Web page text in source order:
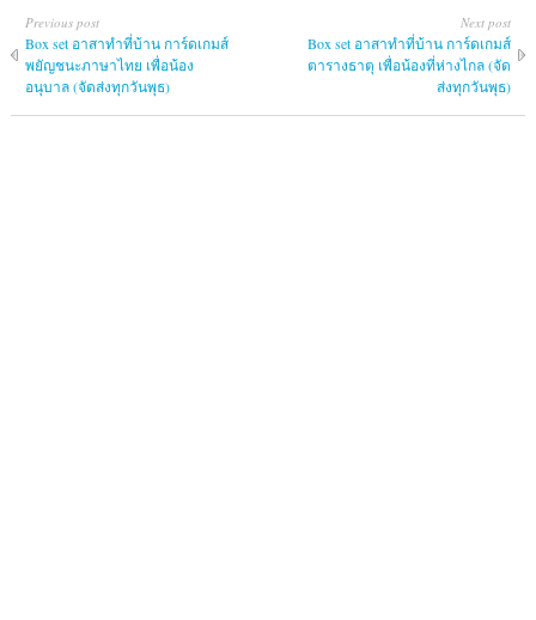
Previous post
Box set อาสาทำที่บ้าน การ์ดเกมส์
พยัญชนะภาษาไทย เพื่อน้อง
อนุบาล (จัดส่งทุกวันพุธ)
Next post
Box set อาสาทำที่บ้าน การ์ดเกมส์
ตารางธาตุ เพื่อน้องที่ห่างไกล (จัด
ส่งทุกวันพุธ)